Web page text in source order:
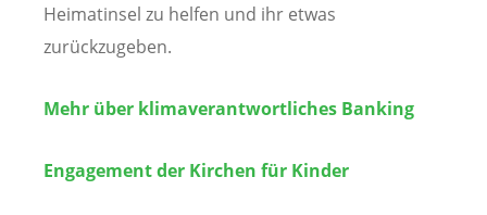
Heimatinsel zu helfen und ihr etwas
zurückzugeben.
Mehr über klimaverantwortliches Banking
Engagement der Kirchen für Kinder